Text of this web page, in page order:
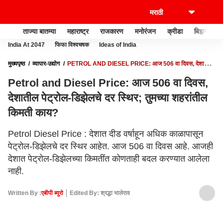
ताज्या बातम्या महाराष्ट्र राजकारण मनोरंजन क्रीडा बिझनेस
India At 2047 फिफा विश्वचषक Ideas of India
मुख्यपृष्ठ व्यापार-उद्योग
PETROL AND DIESEL PRICE: आज 506 वा दिवस, देशातील
Petrol and Diesel Price: आज 506 वा दिवस,
देशातील पेट्रोल-डिझेलचे दर स्थिर; तुमच्या शहरांतील
किमती काय?
Petrol Diesel Price : देशात दीड वर्षाहून अधिक काळापासून
पेट्रोल-डिझेलचे दर स्थिर आहेत. आज 506 वा दिवस आहे. आजही
देशात पेट्रोल-डिझेलच्या किमतींत कोणताही बदल करण्यात आलेला
नाही.
Written By :एबीपी ब्युरो
Edited By: श्रद्धा भालेराव